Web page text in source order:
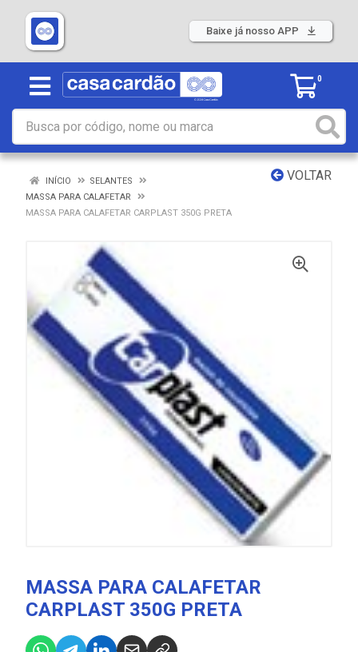
Baixe já nosso APP
0
VOLTAR
INÍCIO
SELANTES
MASSA PARA CALAFETAR
MASSA PARA CALAFETAR CARPLAST 350G PRETA
MASSA PARA CALAFETAR
CARPLAST 350G PRETA